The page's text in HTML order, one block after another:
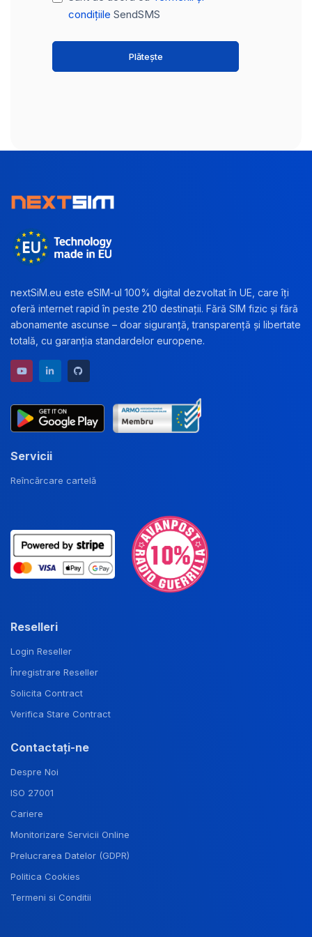
condițiile SendSMS
Plătește
nextSiM.eu este eSIM-ul 100% digital dezvoltat în UE, care îți
oferă internet rapid în peste 210 destinații. Fără SIM fizic și fără
abonamente ascunse – doar siguranță, transparență și libertate
totală, cu garanția standardelor europene.
YouTube channel
LinkedIn profile
Servicii
Reîncărcare cartelă
Reselleri
Login Reseller
Înregistrare Reseller
Solicita Contract
Verifica Stare Contract
Contactați-ne
Despre Noi
ISO 27001
Cariere
Monitorizare Servicii Online
Prelucrarea Datelor (GDPR)
Politica Cookies
Termeni si Conditii